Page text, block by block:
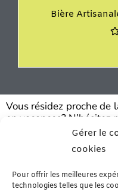
Gérer le
cookies
Pour offrir les meilleures
technologies telles que les
Bière
e
u
5
Vous résidez proche de
en vacances?
notre boutique de
un grand choix de
charcuterie artisanale